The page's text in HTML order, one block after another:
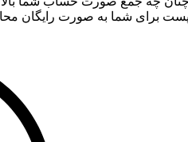
برای شما به صورت رایگان